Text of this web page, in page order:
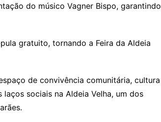
do músico Vagner Bispo, garantindo
gratuito, tornando a Feira da Aldeia
de convivência comunitária, cultura
sociais na Aldeia Velha, um dos